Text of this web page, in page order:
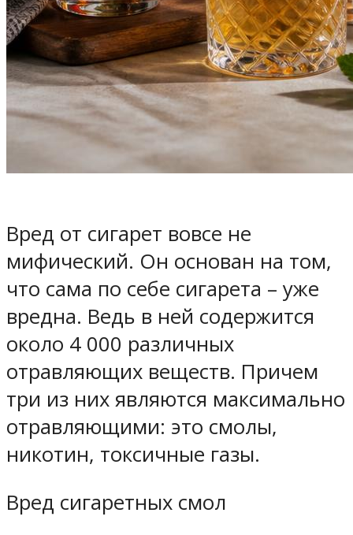
Вред от сигарет вовсе не
мифический. Он основан на том,
что сама по себе сигарета – уже
вредна. Ведь в ней содержится
около 4 000 различных
отравляющих веществ. Причем
три из них являются максимально
отравляющими: это смолы,
никотин, токсичные газы.
Вред сигаретных смол